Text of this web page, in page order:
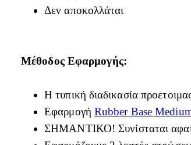
Δεν αποκολλάται
Μέθοδος Εφαρμογής:
Η τυπική διαδικασία
Εφαρμογή Rubber Base
ΣΗΜΑΝΤΙΚΟ! Συνίσταται